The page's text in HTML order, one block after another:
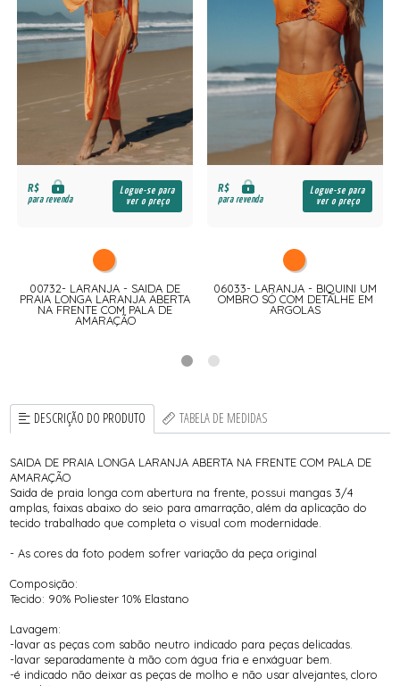
R$
para revenda
Logue-se para
ver o preço
00732- LARANJA - SAIDA DE
PRAIA LONGA LARANJA ABERTA
NA FRENTE COM PALA DE
AMARAÇÃO
R$
para revenda
Logue-se para
ver o preço
06033- LARANJA - BIQUINI UM
OMBRO SÓ COM DETALHE EM
ARGOLAS
DESCRIÇÃO DO PRODUTO TABELA DE MEDIDAS
SAIDA DE PRAIA LONGA LARANJA ABERTA NA FRENTE COM PALA DE
AMARAÇÃO
Saida de praia longa com abertura na frente, possui mangas 3/4
amplas, faixas abaixo do seio para amarração, além da aplicação do
tecido trabalhado que completa o visual com modernidade.
- As cores da foto podem sofrer variação da peça original
Composição:
Tecido: 90% Poliester 10% Elastano
Lavagem:
-lavar as peças com sabão neutro indicado para peças delicadas.
-lavar separadamente à mão com água fria e enxáguar bem.
-é indicado não deixar as peças de molho e não usar alvejantes, cloro